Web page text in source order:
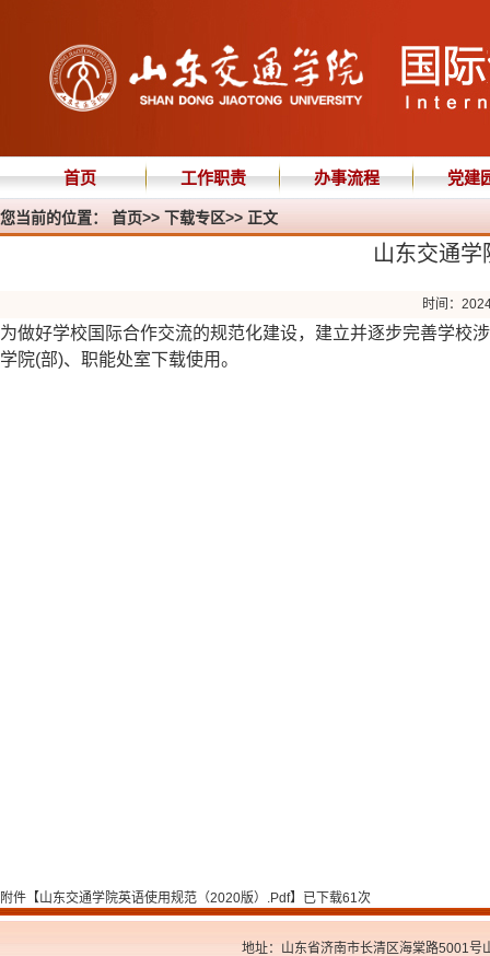
首页 工作职责 办事流程 党建
您当前的位置： 首页>> 下载专区>> 正文
山东交通
时间：
为做好学校国际合作交流的规范化建设，建立并逐步完善学校
学院(部)、职能处室下载使用。
附件【山东交通学院英语使用规范（2020版）.pdf】已下载61次
地址：山东省济南市长清区海棠路5001